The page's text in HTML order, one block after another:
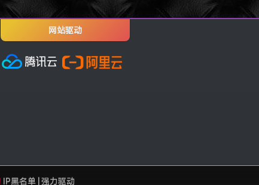
网站驱动
IP黑名单 强力驱动